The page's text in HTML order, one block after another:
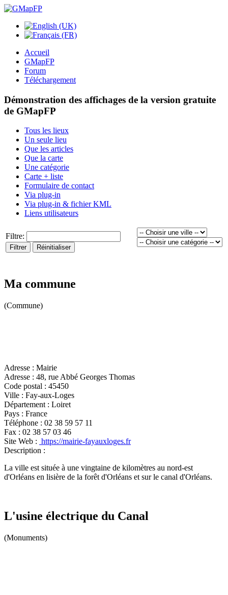
Accueil
GMapFP
Forum
Téléchargement
Démonstration des affichages de la version gratuite
de GMapFP
Tous les lieux
Un seule lieu
Que les articles
Que la carte
Une catégorie
Carte + liste
Formulaire de contact
Via plug-in
Via plug-in & fichier KML
Liens utilisateurs
Filtre:
Filtrer Réinitialiser
Ma commune
(Commune)
Adresse : Mairie
Adresse : 48, rue Abbé Georges Thomas
Code postal : 45450
Ville : Fay-aux-Loges
Département : Loiret
Pays : France
Téléphone : 02 38 59 57 11
Fax : 02 38 57 03 46
Site Web : https://mairie-fayauxloges.fr
Description :
La ville est située à une vingtaine de kilomètres au nord-est
d'Orléans en lisière de la forêt d'Orléans et sur le canal d'Orléans.
L'usine électrique du Canal
(Monuments)